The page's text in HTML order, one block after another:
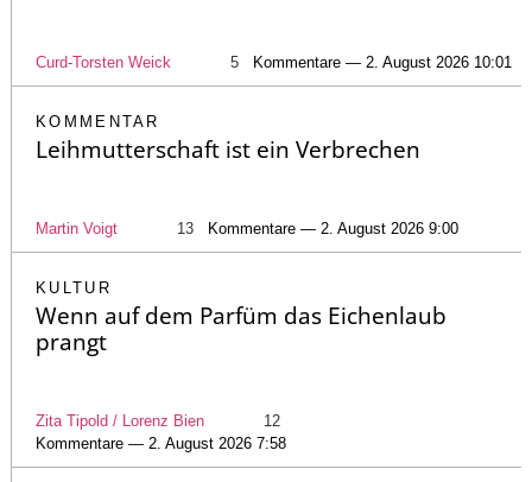
Curd-Torsten Weick 5 Kommentare — 2. August 2026 10:01
KOMMENTAR
Leihmutterschaft ist ein Verbrechen
Martin Voigt 13 Kommentare — 2. August 2026 9:00
KULTUR
Wenn auf dem Parfüm das Eichenlaub
prangt
Zita Tipold / Lorenz Bien
12
Kommentare — 2. August 2026 7:58